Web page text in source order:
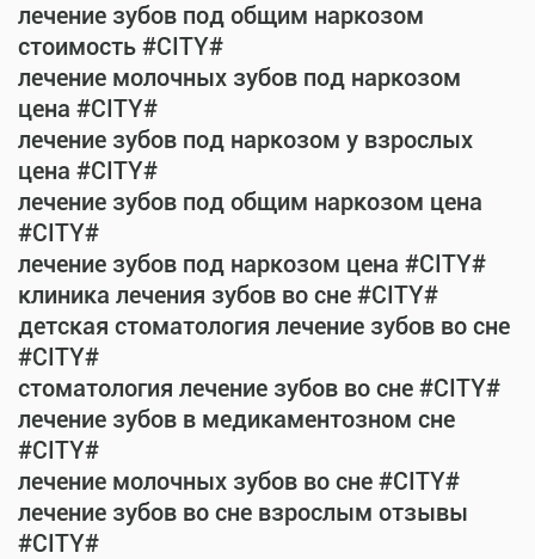
лечение зубов под общим наркозом
стоимость #CITY#
лечение молочных зубов под наркозом
цена #CITY#
лечение зубов под наркозом у взрослых
цена #CITY#
лечение зубов под общим наркозом цена
#CITY#
лечение зубов под наркозом цена #CITY#
клиника лечения зубов во сне #CITY#
детская стоматология лечение зубов во сне
#CITY#
стоматология лечение зубов во сне #CITY#
лечение зубов в медикаментозном сне
#CITY#
лечение молочных зубов во сне #CITY#
лечение зубов во сне взрослым отзывы
#CITY#